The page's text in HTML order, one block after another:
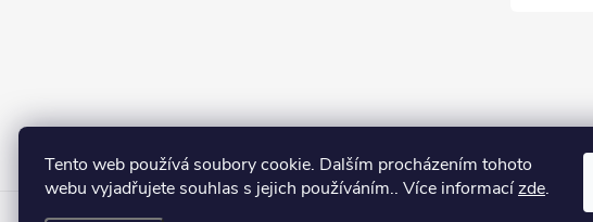
Tento web používá soubory cookie. Dalším procházením tohoto
webu vyjadřujete souhlas s jejich používáním.. Více informacízde.